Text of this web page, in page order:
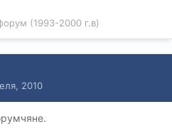
(1993-2000 г.в)
2010